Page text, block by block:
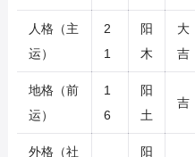
人格（主
运）
2
1
阳
木
大
吉
地格（前
运）
1
6
阳
土
吉
外格（社
阳